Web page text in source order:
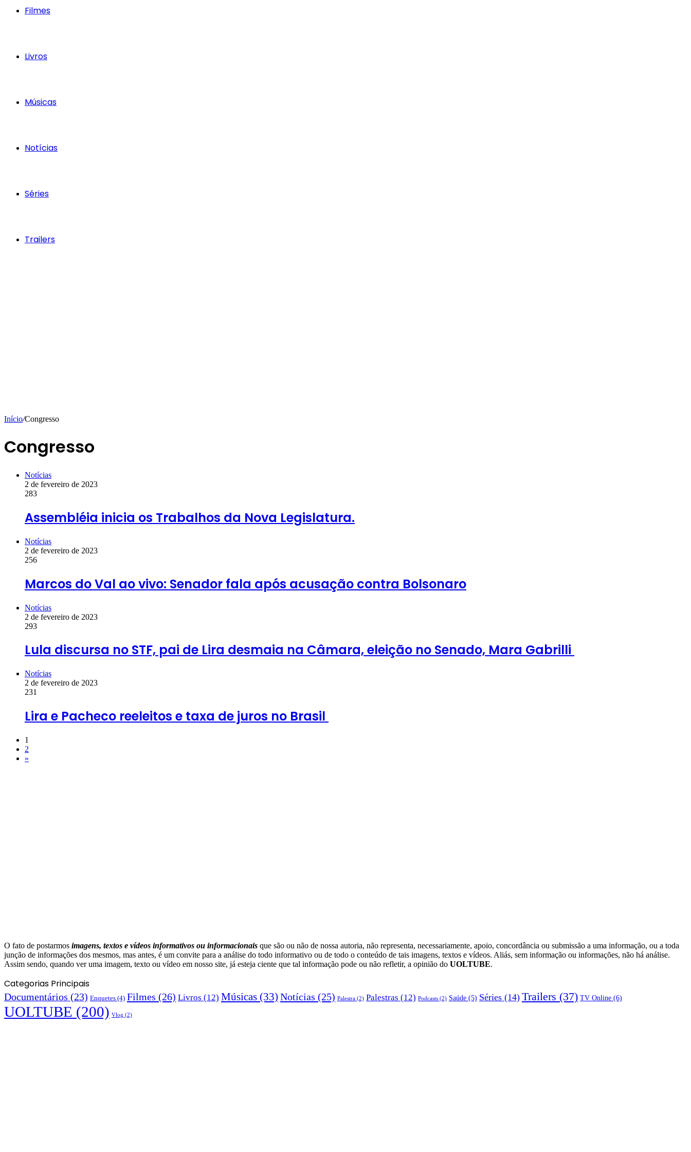
Filmes
Livros
Músicas
Notícias
Séries
Trailers
Início/Congresso
Congresso
Notícias
2 de fevereiro de 2023
283
Assembléia inicia os Trabalhos da Nova Legislatura.
Notícias
2 de fevereiro de 2023
256
Marcos do Val ao vivo: Senador fala após acusação contra Bolsonaro
Notícias
2 de fevereiro de 2023
293
Lula discursa no STF, pai de Lira desmaia na Câmara, eleição no Senado, Mara Gabrilli
Notícias
2 de fevereiro de 2023
231
Lira e Pacheco reeleitos e taxa de juros no Brasil
1
2
»
O fato de postarmos imagens, textos e vídeos informativos ou informacionais que são ou não de nossa autoria, não representa, necessariamente, apoio, concordância ou submissão a uma informação, ou a toda
junção de informações dos mesmos, mas antes, é um convite para a análise do todo informativo ou de todo o conteúdo de tais imagens, textos e vídeos. Aliás, sem informação ou informações, não há análise.
Assim sendo, quando ver uma imagem, texto ou vídeo em nosso site, já esteja ciente que tal informação pode ou não refletir, a opinião do UOLTUBE.
Categorias Principais
Documentários (23) Enquetes (4) Filmes (26) Livros (12) Músicas (33) Notícias (25) Palestra (2) Palestras (12) Podcasts (2) Saúde (5) Séries (14) Trailers (37) TV Online (6)
UOLTUBE (200) Vlog (2)